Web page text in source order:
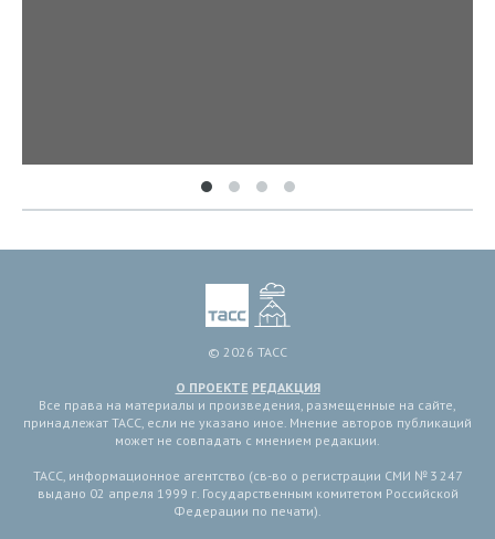
© 2026 ТАСС
О ПРОЕКТЕ РЕДАКЦИЯ
Все права на материалы и произведения, размещенные на сайте,
принадлежат ТАСС, если не указано иное. Мнение авторов публикаций
может не совпадать с мнением редакции.
ТАСС, информационное агентство (св-во о регистрации СМИ № 3 247
выдано 02 апреля 1999 г. Государственным комитетом Российской
Федерации по печати).